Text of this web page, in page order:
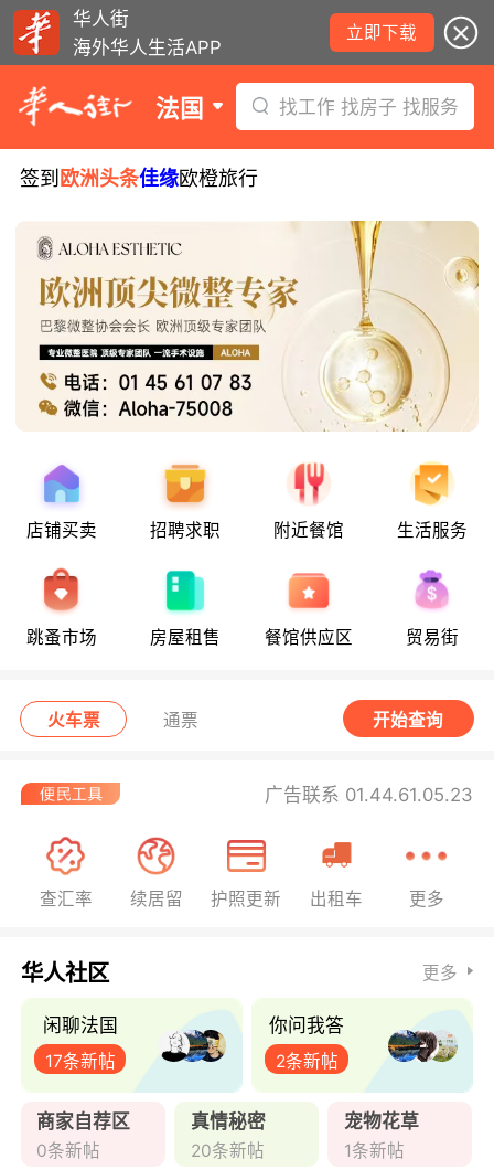
华人街
海外华人生活APP
立即下载
法国 找工作 找房子 找服务
签到 欧洲头条佳缘欧橙旅行
店铺买卖 招聘求职 附近餐馆 生活服务
跳蚤市场 房屋租售 餐馆供应区 贸易街
火车票 通票 开始查询
广告联系 01.44.61.05.23
查汇率 续居留 护照更新 出租车 更多
华人社区 更多
闲聊法国
17条新帖
你问我答
2条新帖
商家自荐区
0条新帖
真情秘密
20条新帖
宠物花草
1条新帖